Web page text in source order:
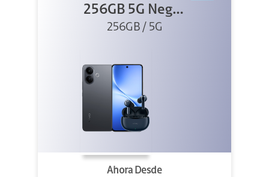
256GB 5G Negro
+ Buds XE
256GB / 5G
Ahora Desde